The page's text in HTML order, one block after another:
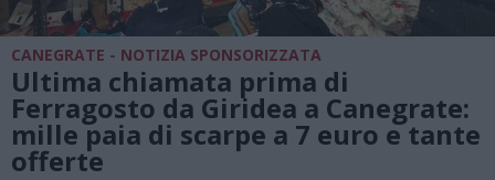
CANEGRATE - NOTIZIA SPONSORIZZATA
Ultima chiamata prima di
Ferragosto da Giridea a Canegrate:
mille paia di scarpe a 7 euro e tante
offerte